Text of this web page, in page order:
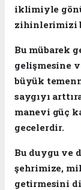
iklimiyle
zihinlerimizi
Bu mübarek
gelişmesine
büyük
saygıyı
manevi güç
gecelerdir.
Bu duygu ve
şehrimize,
getirmesini